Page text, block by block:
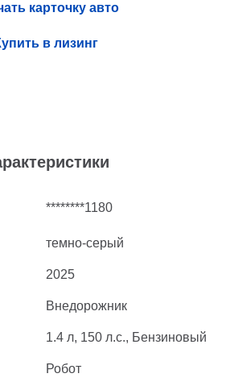
********1180
темно-серый
2025
Внедорожник
1.4 л, 150 л.с., Бензиновый
Робот
карточку авто
в лизинг